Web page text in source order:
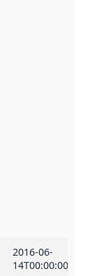
2016-06-
14T00:00:00Z